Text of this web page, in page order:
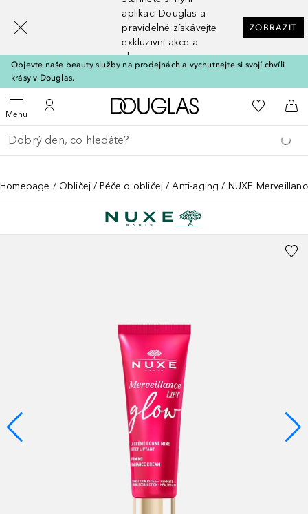
aplikaci Douglas a
pravidelně získávejte
exkluzivní akce a
slevy
ZOBRAZIT
Objevte naše beauty služby na prodejnách a vychutnejte si svojí chvíli
krásy v Douglas.
MenuOtevřít menuK mému účtu
Domů K mému
Do
Vraťte se
Proveďte vyhledávání
Homepage Obličej Péče o obličej Anti-aging NUXE
[navigation.slideout.screenreader]